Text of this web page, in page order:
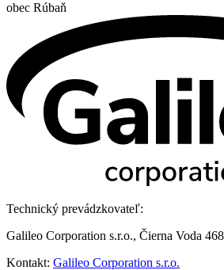
obec Rúbaň
Technický prevádzkovateľ:
Galileo Corporation s.r.o., Čierna Voda
Kontakt: Galileo Corporation s.r.o.